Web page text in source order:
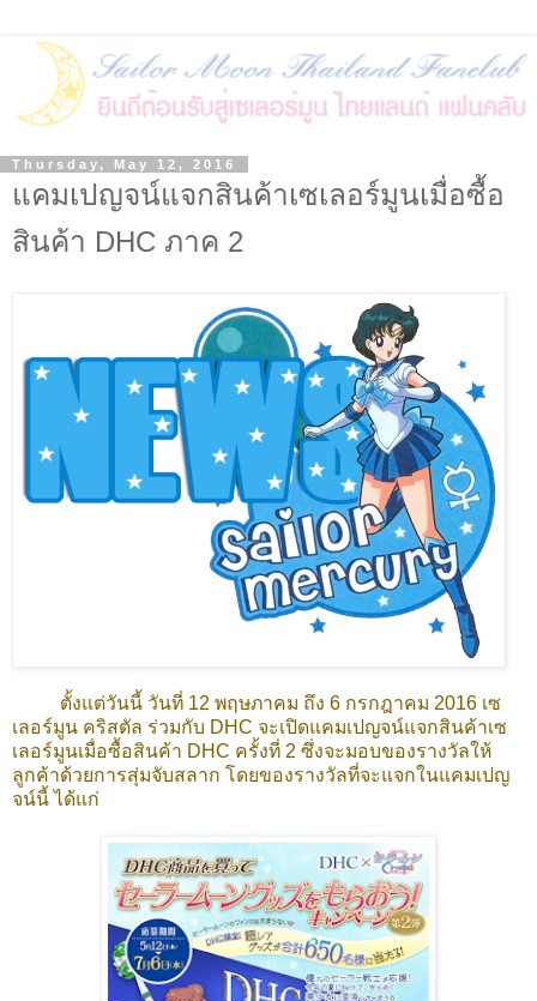
Thursday, May 12, 2016
แคมเปญจน์แจกสินค้าเซเลอร์มูนเมื่อซื้อ
สินค้า DHC ภาค 2
ตั้งแต่วันนี้ วันที่ 12 พฤษภาคม ถึง 6 กรกฎาคม 2016 เซ
เลอร์มูน คริสตัล ร่วมกับ DHC จะเปิดแคมเปญจน์แจกสินค้าเซ
เลอร์มูนเมื่อซื้อสินค้า DHC ครั้งที่ 2 ซึ่งจะมอบของรางวัลให้
ลูกค้าด้วยการสุ่มจับสลาก โดยของรางวัลที่จะแจกในแคมเปญ
จน์นี้ ได้แก่